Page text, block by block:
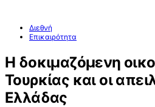
Διεθνή
Επικαιρότητα
Η δοκιμαζόμενη
Τουρκίας και οι
Ελλάδας